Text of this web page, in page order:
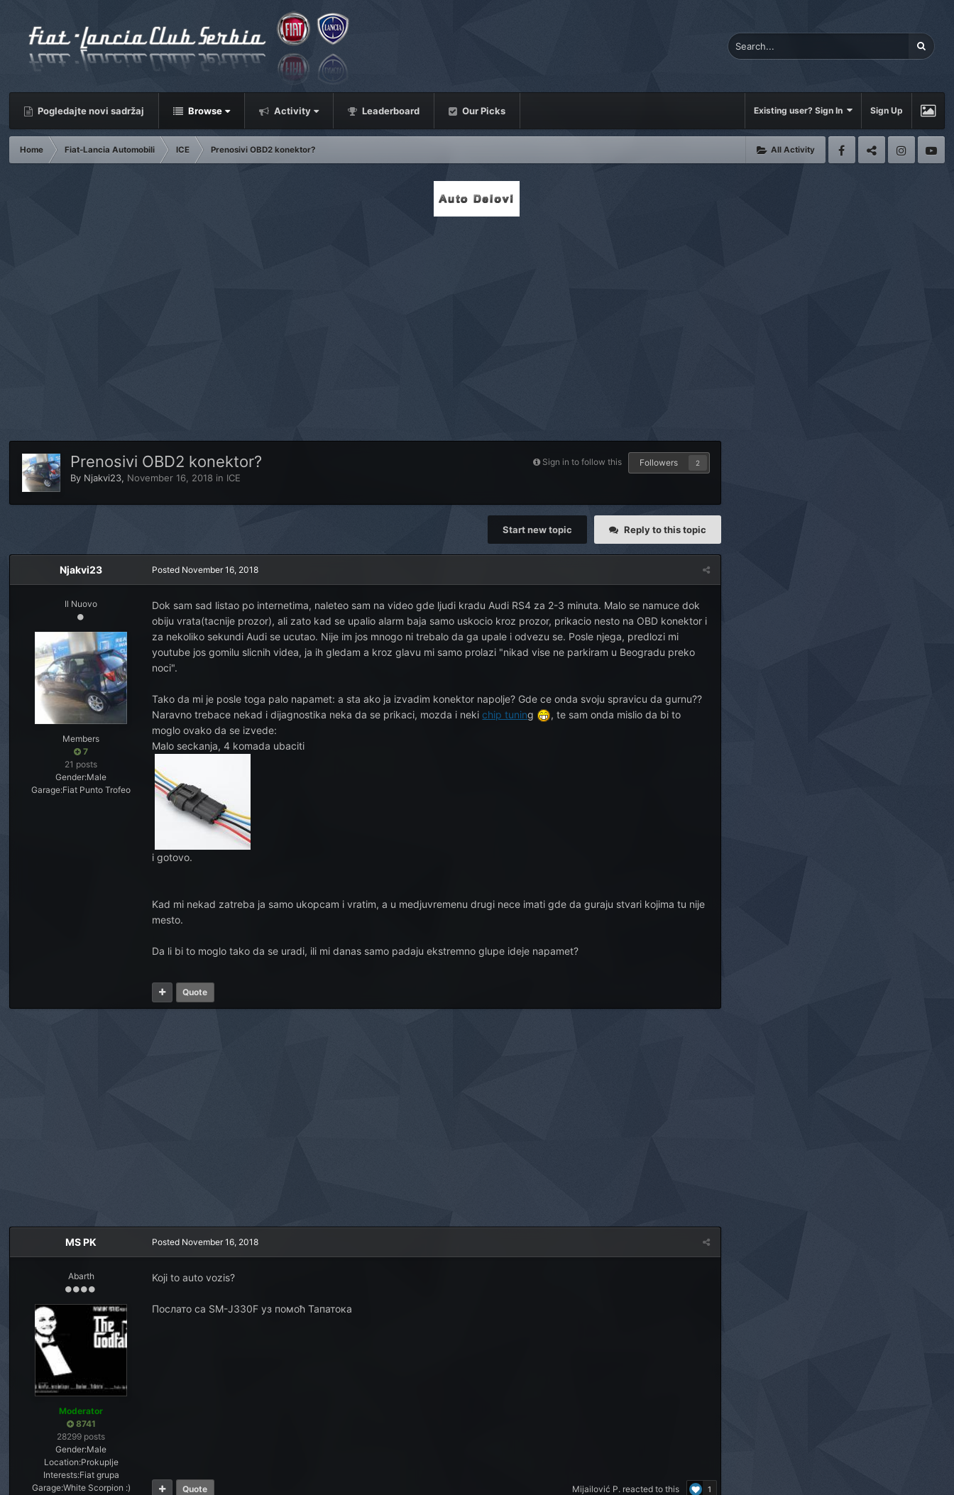
Pogledajte novi sadržaj Browse Activity Leaderboard Our Picks Existing user? Sign In Sign Up
All Activity
Home Fiat-Lancia Automobili ICE Prenosivi OBD2 konektor?
Sign in to follow this Followers 2
Prenosivi OBD2 konektor?
By Njakvi23, November 16, 2018 in ICE
Reply to this topic
Start new topic
Njakvi23
Il Nuovo
Members
7
21 posts
Gender:Male
Garage:Fiat Punto Trofeo
Posted November 16, 2018
Dok sam sad listao po internetima, naleteo sam na video gde ljudi kradu Audi RS4 za 2-3 minuta. Malo se namuce dok
obiju vrata(tacnije prozor), ali zato kad se upalio alarm baja samo uskocio kroz prozor, prikacio nesto na OBD konektor i
za nekoliko sekundi Audi se ucutao. Nije im jos mnogo ni trebalo da ga upale i odvezu se. Posle njega, predlozi mi
youtube jos gomilu slicnih videa, ja ih gledam a kroz glavu mi samo prolazi "nikad vise ne parkiram u Beogradu preko
noci".
Tako da mi je posle toga palo napamet: a sta ako ja izvadim konektor napolje? Gde ce onda svoju spravicu da gurnu??
Naravno trebace nekad i dijagnostika neka da se prikaci, mozda i nekichip tuning
, te sam onda mislio da bi to
moglo ovako da se izvede:
Malo seckanja, 4 komada ubaciti
i gotovo.
Kad mi nekad zatreba ja samo ukopcam i vratim, a u medjuvremenu drugi nece imati gde da guraju stvari kojima tu nije
mesto.
Da li bi to moglo tako da se uradi, ili mi danas samo padaju ekstremno glupe ideje napamet?
Quote
MS PK
Abarth
Moderator
8741
28299 posts
Gender:Male
Location:Prokuplje
Interests:Fiat grupa
Garage:White Scorpion :)
Posted November 16, 2018
Koji to auto vozis?
Послато са SM-J330F уз помоћ Тапатока
1
Mijailović P.reacted to this
Quote